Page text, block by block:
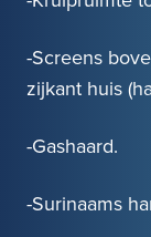
-Screens
zijkant huis
-Gashaard.
-Surinaams